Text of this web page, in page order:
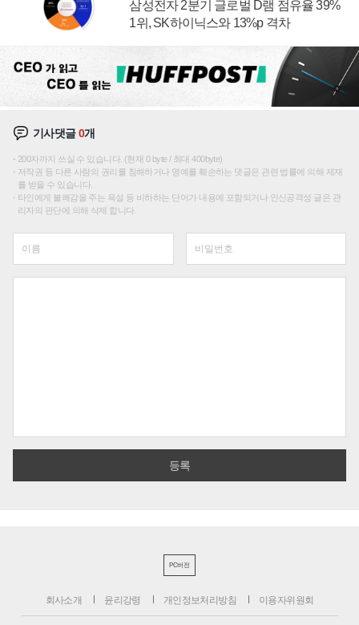
삼성전자 2분기 글로벌 D램 점유율 39%
1위, SK하이닉스와 13%p 격차
기사댓글0개
200자까지 쓰실 수 있습니다. (현재 0 byte / 최대 400byte)
저작권 등 다른 사람의 권리를 침해하거나 명예를 훼손하는 댓글은 관련 법률에 의해 제재
를 받을 수 있습니다.
타인에게 불쾌감을 주는 욕설 등 비하하는 단어가 내용에 포함되거나 인신공격성 글은 관
리자의 판단에 의해 삭제 합니다.
PC버전
회사소개 윤리강령 개인정보처리방침 이용자위원회